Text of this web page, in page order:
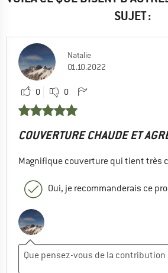
SUJET :
Natalie
01.10.2022
0 0
COUVERTURE CHAUDE ET
Magnifique couverture qui tient très
Oui, je recommanderais ce